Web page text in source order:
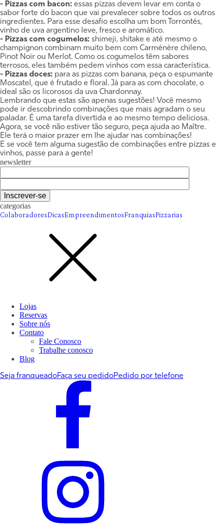
- Pizzas com bacon: essas pizzas devem levar em conta o
sabor forte do bacon que vai prevalecer sobre todos os outros
ingredientes. Para esse desafio escolha um bom Torrontés,
vinho de uva argentino leve, fresco e aromático.
- Pizzas com cogumelos: shimeji, shitake e até mesmo o
champignon combinam muito bem com Carménère chileno,
Pinot Noir ou Merlot. Como os cogumelos têm sabores
terrosos, eles também pedem vinhos com essa característica.
- Pizzas doces: para as pizzas com banana, peça o espumante
Moscatel, que é frutado e floral. Já para as com chocolate, o
ideal são os licorosos da uva Chardonnay.
Lembrando que estas são apenas sugestões! Você mesmo
pode ir descobrindo combinações que mais agradam o seu
paladar. É uma tarefa divertida e ao mesmo tempo deliciosa.
Agora, se você não estiver tão seguro, peça ajuda ao Maître.
Ele terá o maior prazer em lhe ajudar nas combinações!
E se você tem alguma sugestão de combinações entre pizzas e
vinhos, passe para a gente!
newsletter
categorias
ColaboradoresDicasEmpreendimentosFranquiasPizzarias
Lojas
Reservas
Sobre nós
Contato
Fale Conosco
Trabalhe conosco
Blog
Seja franqueadoFaça seu pedidoPedido por telefone